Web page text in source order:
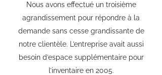
Nous avons effectué un troisième
agrandissement pour répondre à la
demande sans cesse grandissante de
notre clientèle. L’entreprise avait aussi
besoin d’espace supplémentaire pour
l’inventaire en 2005.